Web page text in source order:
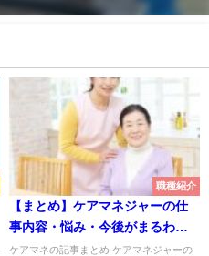
職種紹介
【まとめ】ケアマネジャーの仕
事内容・悩み・今後がまるわか
り！
ケアマネの記事まとめ ケアマネジャーの